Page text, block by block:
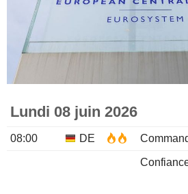
Lundi 08 juin 2026
08:00 DE